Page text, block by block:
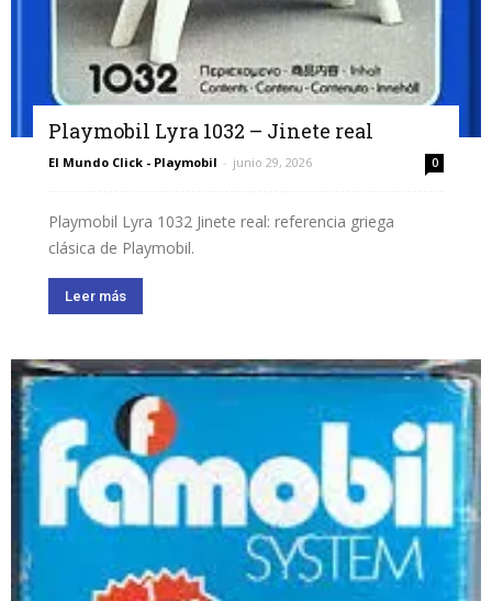
Playmobil Lyra 1032 – Jinete real
El Mundo Click - Playmobil - junio 29, 2026 0
Playmobil Lyra 1032 Jinete real: referencia griega
clásica de Playmobil.
Leer más